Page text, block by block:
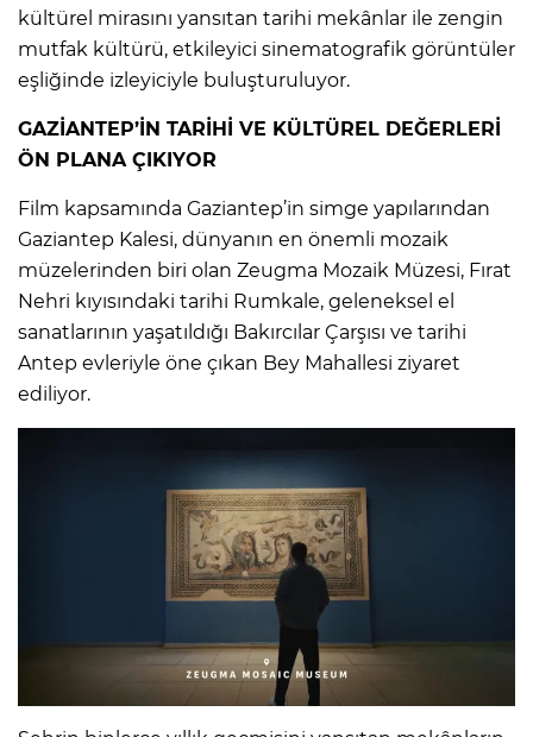
kültürel mirasını yansıtan tarihi mekânlar ile zengin
mutfak kültürü, etkileyici sinematografik görüntüler
eşliğinde izleyiciyle buluşturuluyor.
GAZİANTEP’İN TARİHİ VE KÜLTÜREL DEĞERLERİ
ÖN PLANA ÇIKIYOR
Film kapsamında Gaziantep’in simge yapılarından
Gaziantep Kalesi, dünyanın en önemli mozaik
müzelerinden biri olan Zeugma Mozaik Müzesi, Fırat
Nehri kıyısındaki tarihi Rumkale, geleneksel el
sanatlarının yaşatıldığı Bakırcılar Çarşısı ve tarihi
Antep evleriyle öne çıkan Bey Mahallesi ziyaret
ediliyor.